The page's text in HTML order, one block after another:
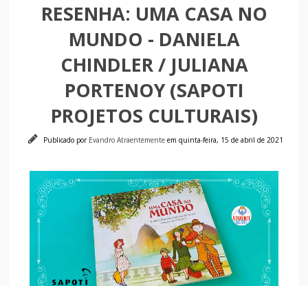
RESENHA: UMA CASA NO
MUNDO - DANIELA
CHINDLER / JULIANA
PORTENOY (SAPOTI
PROJETOS CULTURAIS)
Publicado por Evandro Atraentemente em quinta-feira, 15 de abril de 2021